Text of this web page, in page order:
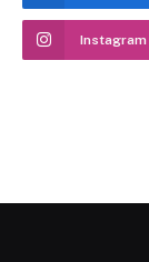
Instagram